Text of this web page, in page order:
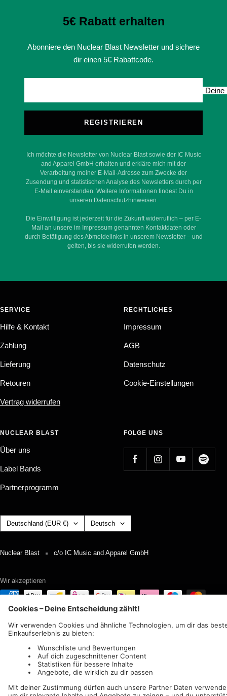
5€ Rabatt erhalten
Abonniere den Nuclear Blast Newsletter und sichere
dir einen 5€ Rabattcode.
Deine
REGISTRIEREN
Ich möchte die Newsletter von Nuclear Blast sowie der IC Music
and Apparel GmbH erhalten und erkläre mich mit der
Verarbeitung meiner E-Mail-Adresse zum Zwecke der
Zusendung und statistischen Analyse des Newsletters durch per
E-Mail einverstanden. Weitere Informationen findest Du in
unseren Datenschutzhinweisen.
Die Einwilligung ist jederzeit für die Zukunft widerruflich – per E-
Mail an unsere im Impressum genannten Kontaktdaten oder
durch Betätigung des Abmeldelinks in unserem Newsletter – und
gelten, bis sie widerrufen werden.
SERVICE
Hilfe & Kontakt
Zahlung
Lieferung
Retouren
Vertrag widerrufen
RECHTLICHES
Impressum
AGB
Datenschutz
Cookie-Einstellungen
NUCLEAR BLAST
Über uns
Label Bands
Partnerprogramm
FOLGE UNS
Land/Region Deutschland (EUR €) Sprache
Deutsch
Nuclear Blast c/o IC Music and Apparel GmbH
Wir akzeptieren